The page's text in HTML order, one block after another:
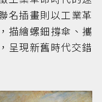
名插畫則以工業革
描繪螺鈿撐傘、攜
呈現新舊時代交錯